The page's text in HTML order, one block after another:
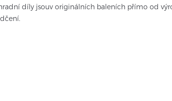
díly jsouv originálních baleních přímo od